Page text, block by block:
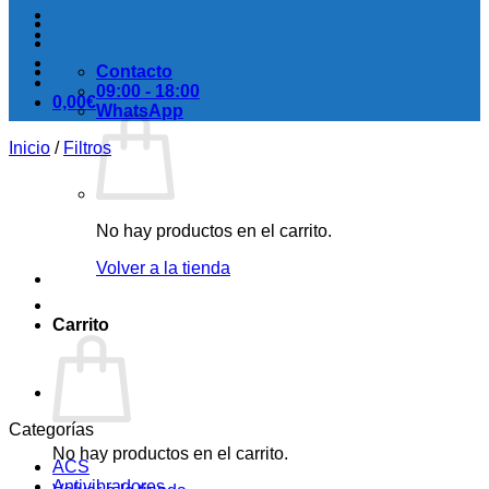
0,00€
No hay productos en el carrito.
Volver a la tienda
Carrito
No hay productos en el carrito.
Contacto
09:00 - 18:00
WhatsApp
Inicio / Filtros
Categorías
ACS